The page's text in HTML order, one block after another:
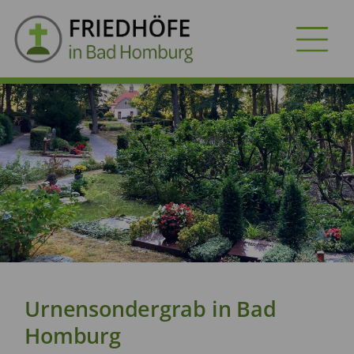
FRIEDHÖFE
GRABARTEN
VORSORGE
SERVICES
Dokumente
Urnensondergrab in Bad
Homburg